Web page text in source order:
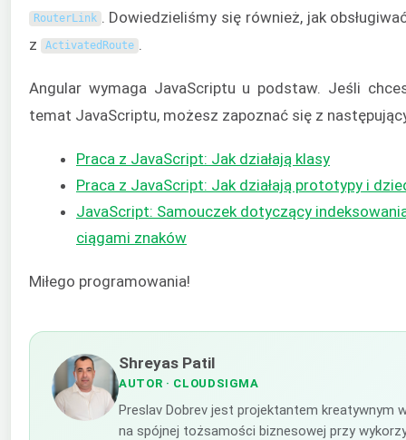
RouterLink . Dowiedzieliśmy się również, jak
z
ActivatedRoute .
Angular wymaga JavaScriptu u podstaw. Jeśli
temat JavaScriptu, możesz zapoznać się z
Praca z JavaScript: Jak działają klasy
Praca z JavaScript: Jak działają prototypy i
JavaScript: Samouczek dotyczący
ciągami znaków
Miłego programowania!
Shreyas Patil
AUTOR · CLOUDSIGMA
Preslav Dobrev jest projektantem kreatywnym
na spójnej tożsamości biznesowej przy